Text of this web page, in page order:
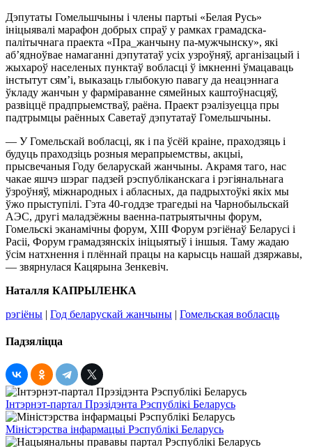
Дэпутаты Гомельшчыны і члены партыі «Белая Русь»
ініцыявалі марафон добрых спраў у рамках грамадска-
палітычнага праекта «Пра_жанчыну па-мужчынску», які
аб’ядноўвае намаганні дэпутатаў усіх узроўняў, арганізацый і
жыхароў населеных пунктаў вобласці ў імкненні ўмацаваць
інстытут сям’і, выказаць глыбокую павагу да неацэннага
ўкладу жанчын у фарміраванне сямейных каштоўнасцяў,
развіццё прадпрыемстваў, раёна. Праект рэалізуецца пры
падтрымцы раённых Саветаў дэпутатаў Гомельшчыны.
— У Гомельскай вобласці, як і па ўсёй краіне, праходзяць і
будуць праходзіць розныя мерапрыемствы, акцыі,
прысвечаныя Году беларускай жанчыны. Акрамя таго, нас
чакае яшчэ шэраг падзей рэспубліканскага і рэгіянальнага
ўзроўняў, міжнародных і абласных, да падрыхтоўкі якіх мы
ўжо прыступілі. Гэта 40-годдзе трагедыі на Чарнобыльскай
АЭС, другі маладзёжны ваенна-патрыятычны форум,
Гомельскі эканамічны форум, XІІІ Форум рэгіёнаў Беларусі і
Расіі, Форум грамадзянскіх ініцыятыў і іншыя. Таму жадаю
ўсім натхнення і плённай працы на карысць нашай дзяржавы,
— звярнулася Кацярына Зенкевіч.
Наталля КАПРЫЛЕНКА
рэгіёны | Год беларускай жанчыны | Гомельская вобласць
Падзяліцца
Інтэрнэт-партал Прэзідэнта Рэспублікі Беларусь
Міністэрства інфармацыі Рэспублікі Беларусь